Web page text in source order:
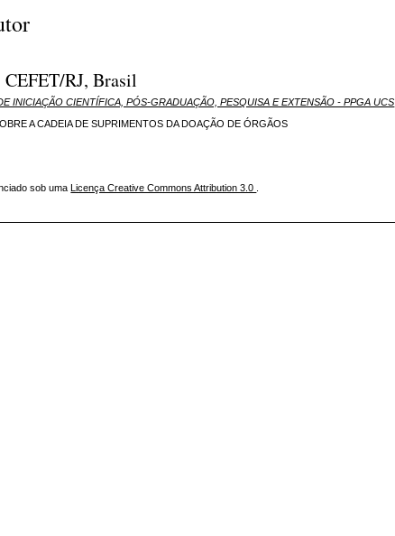
CEFET/RJ, Brasil
INICIAÇÃO CIENTÍFICA, PÓS-GRADUAÇÃO, PESQUISA E EXTENSÃO - PPGA UCS
A CADEIA DE SUPRIMENTOS DA DOAÇÃO DE ÓRGÃOS
sob uma Licença Creative Commons Attribution 3.0